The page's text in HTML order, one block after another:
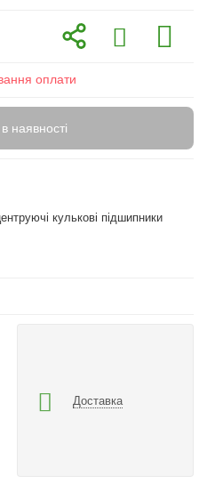
оплати
наявності
кулькові підшипники
Доставка